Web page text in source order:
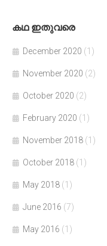
കഥ ഇതുവരെ
December 2020 (1)
November 2020 (2)
October 2020 (2)
February 2020 (1)
November 2018 (1)
October 2018 (1)
May 2018 (1)
June 2016 (7)
May 2016 (1)